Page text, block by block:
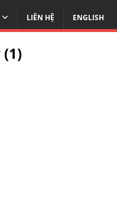
LIÊN HỆ ENGLISH